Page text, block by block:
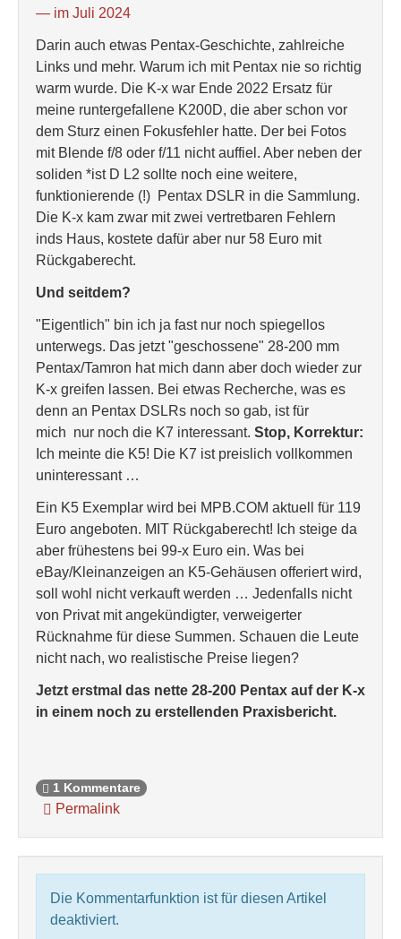
— im Juli 2024
Darin auch etwas Pentax-Geschichte, zahlreiche
Links und mehr. Warum ich mit Pentax nie so richtig
warm wurde. Die K-x war Ende 2022 Ersatz für
meine runtergefallene K200D, die aber schon vor
dem Sturz einen Fokusfehler hatte. Der bei Fotos
mit Blende f/8 oder f/11 nicht auffiel. Aber neben der
soliden *ist D L2 sollte noch eine weitere,
funktionierende (!) Pentax DSLR in die Sammlung.
Die K-x kam zwar mit zwei vertretbaren Fehlern
inds Haus, kostete dafür aber nur 58 Euro mit
Rückgaberecht.
Und seitdem?
"Eigentlich" bin ich ja fast nur noch spiegellos
unterwegs. Das jetzt "geschossene" 28-200 mm
Pentax/Tamron hat mich dann aber doch wieder zur
K-x greifen lassen. Bei etwas Recherche, was es
denn an Pentax DSLRs noch so gab, ist für
mich nur noch die K7 interessant. Stop, Korrektur:
Ich meinte die K5! Die K7 ist preislich vollkommen
uninteressant …
Ein K5 Exemplar wird bei MPB.COM aktuell für 119
Euro angeboten. MIT Rückgaberecht! Ich steige da
aber frühestens bei 99-x Euro ein. Was bei
eBay/Kleinanzeigen an K5-Gehäusen offeriert wird,
soll wohl nicht verkauft werden … Jedenfalls nicht
von Privat mit angekündigter, verweigerter
Rücknahme für diese Summen. Schauen die Leute
nicht nach, wo realistische Preise liegen?
Jetzt erstmal das nette 28-200 Pentax auf der K-x
in einem noch zu erstellenden Praxisbericht.
1 Kommentare
Permalink
Die Kommentarfunktion ist für diesen Artikel
deaktiviert.